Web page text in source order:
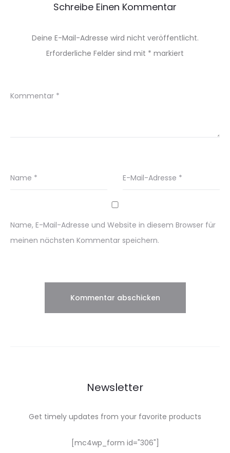
Schreibe Einen Kommentar
Deine E-Mail-Adresse wird nicht veröffentlicht.
Erforderliche Felder sind mit * markiert
Kommentar *
Name * E-Mail-Adresse *
Name, E-Mail-Adresse und Website in diesem Browser für
meinen nächsten Kommentar speichern.
Newsletter
Get timely updates from your favorite products
[mc4wp_form id="306"]